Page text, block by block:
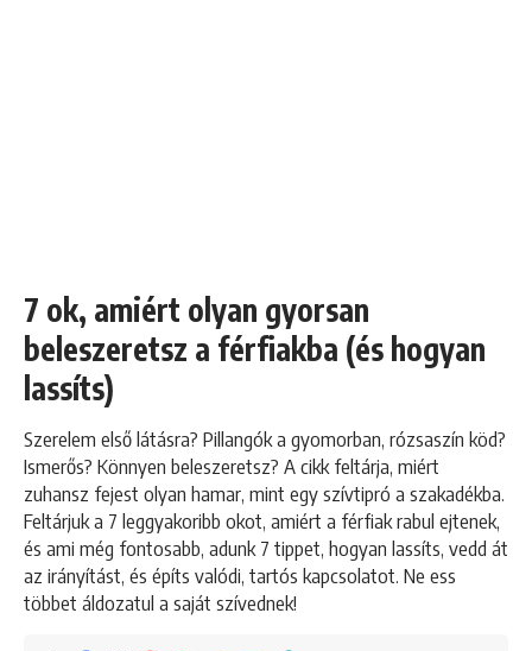
7 ok, amiért olyan gyorsan
beleszeretsz a férfiakba (és hogyan
lassíts)
Szerelem első látásra? Pillangók a gyomorban, rózsaszín köd?
Ismerős? Könnyen beleszeretsz? A cikk feltárja, miért
zuhansz fejest olyan hamar, mint egy szívtipró a szakadékba.
Feltárjuk a 7 leggyakoribb okot, amiért a férfiak rabul ejtenek,
és ami még fontosabb, adunk 7 tippet, hogyan lassíts, vedd át
az irányítást, és építs valódi, tartós kapcsolatot. Ne ess
többet áldozatul a saját szívednek!